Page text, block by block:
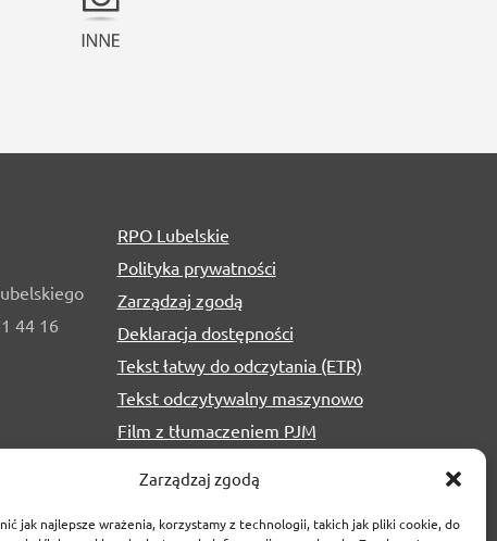
Zarządzaj zgodą
jak najlepsze wrażenia, korzystamy z technologii, takich jak pliki cookie, do
44 16
RPO Lubelskie
Polityka prywatności
Zarządzaj zgodą
Deklaracja dostępności
Tekst łatwy do odczytania (ETR)
Tekst odczytywalny maszynowo
Film z tłumaczeniem PJM